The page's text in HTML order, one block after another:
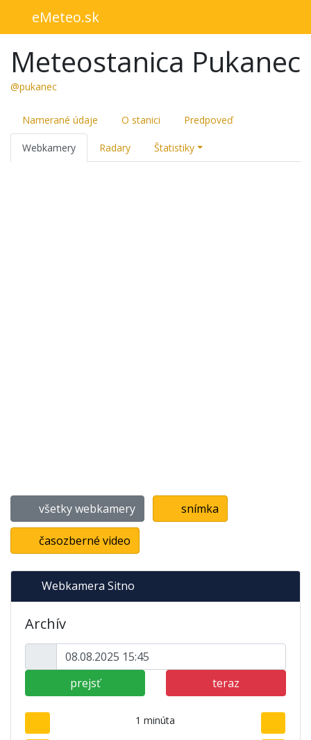
eMeteo.sk
Meteostanica Pukanec
@pukanec
Namerané údaje O stanici Predpoveď
Webkamery Radary Štatistiky
všetky webkamery snímka
časozberné video
Webkamera Sitno
Archív
prejsť teraz
1 minúta